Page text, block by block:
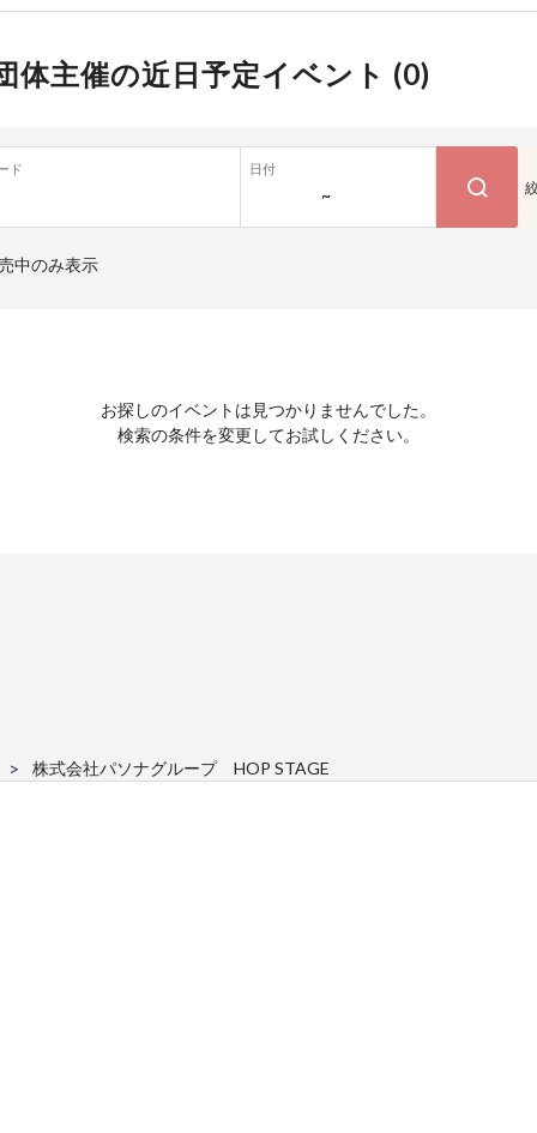
体主催の近日予定イベント (0)
ド 日付
~
中のみ表示
お探しのイベントは見つかりませんでした。
検索の条件を変更してお試しください。
株式会社パソナグループ HOP STAGE